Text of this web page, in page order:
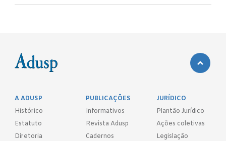
A ADUSP
Histórico
Estatuto
Diretoria
PUBLICAÇÕES
Informativos
Revista Adusp
Cadernos
JURÍDICO
Plantão Jurídico
Ações coletivas
Legislação